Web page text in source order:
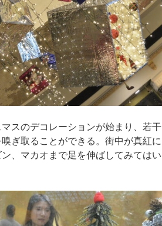
スのデコレーションが始まり、若干
ぎ取ることができる。街中が真紅に
、マカオまで足を伸ばしてみてはい